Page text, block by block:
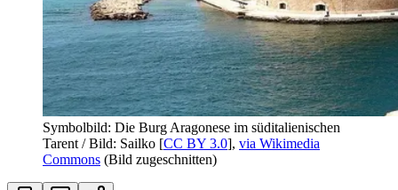
Symbolbild: Die Burg Aragonese im süditalienischen
Tarent / Bild: Sailko [CC BY 3.0], via Wikimedia
Commons (Bild zugeschnitten)